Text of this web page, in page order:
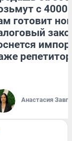
с
готовит
Анастасия